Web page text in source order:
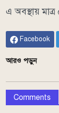
এ অবস্থায়
Facebook
আরও পড়ুন
Comments